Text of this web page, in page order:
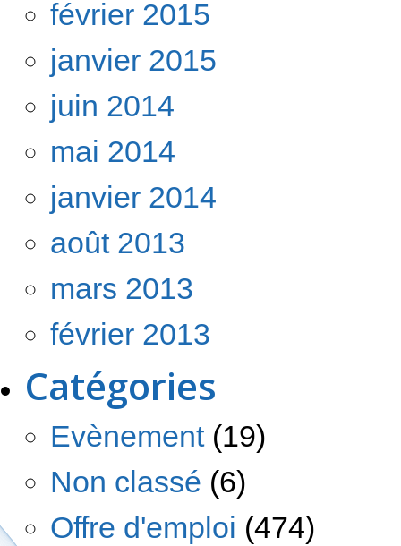
février 2015
janvier 2015
juin 2014
mai 2014
janvier 2014
août 2013
mars 2013
février 2013
Catégories
Evènement(19)
Non classé (6)
Offre d'emploi (474)